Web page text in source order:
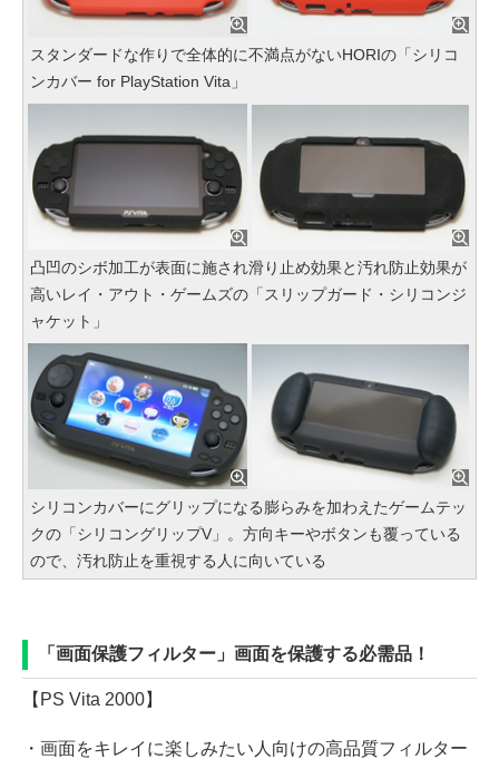
スタンダードな作りで全体的に不満点がないHORIの「シリコ
ンカバー for PlayStation Vita」
凸凹のシボ加工が表面に施され滑り止め効果と汚れ防止効果が
高いレイ・アウト・ゲームズの「スリップガード・シリコンジ
ャケット」
シリコンカバーにグリップになる膨らみを加わえたゲームテッ
クの「シリコングリップV」。方向キーやボタンも覆っている
ので、汚れ防止を重視する人に向いている
「画面保護フィルター」画面を保護する必需品！
【PS Vita 2000】
・画面をキレイに楽しみたい人向けの高品質フィルター